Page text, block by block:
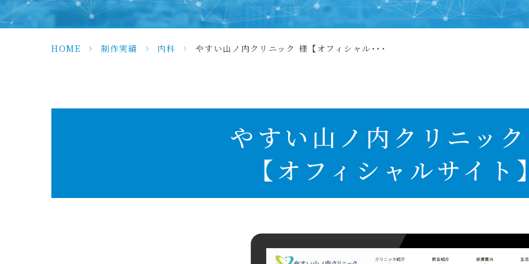
HOME > 制作実績 > 内科 > やすい山ノ内クリニック 様【オフィシャル･･･
やすい山ノ内クリニッ
【オフィシャルサイト